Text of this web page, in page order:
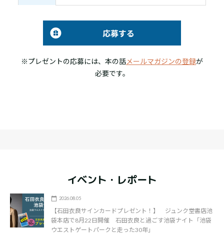
応募する
※プレゼントの応募には、本の話メールマガジンの登録が
必要です。
イベント・レポート
2026.08.05
【石田衣良サインカードプレゼント！】 ジュンク堂書店池
袋本店で8月22日開催 石田衣良と過ごす池袋ナイト「池袋
ウエストゲートパークと走った30年」